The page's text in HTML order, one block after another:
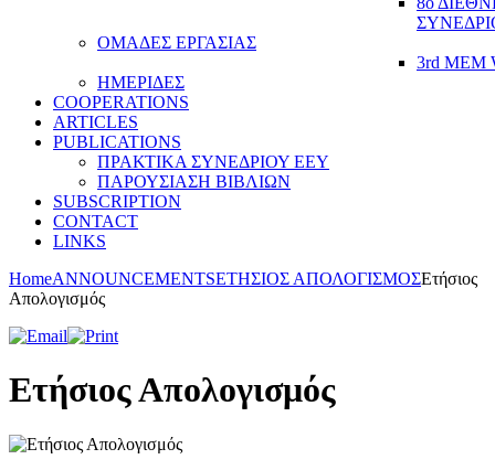
ΟΜΑΔΕΣ ΕΡΓΑΣΙΑΣ
3rd MEM
ΗΜΕΡΙΔΕΣ
COOPERATIONS
ARTICLES
PUBLICATIONS
ΠΡΑΚΤΙΚΑ ΣΥΝΕΔΡΙΟΥ ΕΕΥ
ΠΑΡΟΥΣΙΑΣΗ ΒΙΒΛΙΩΝ
SUBSCRIPTION
CONTACT
LINKS
HomeANNOUNCEMENTSΕΤΗΣΙΟΣ ΑΠΟΛΟΓΙΣΜΟΣΕτήσιος
Απολογισμός
Ετήσιος Απολογισμός